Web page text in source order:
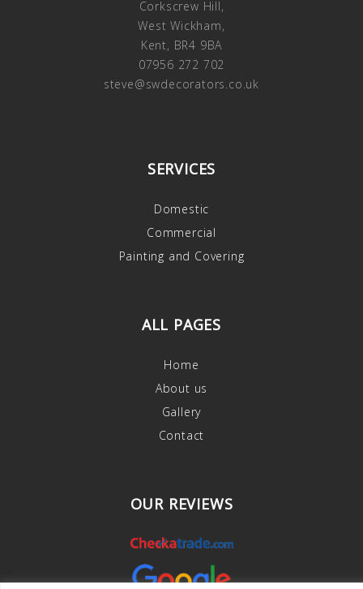
Corkscrew Hill,
West Wickham,
Kent, BR4 9BA
07956 272 702
steve@swdecorators.co.uk
SERVICES
Domestic
Commercial
Painting and Covering
ALL PAGES
Home
About us
Gallery
Contact
OUR REVIEWS